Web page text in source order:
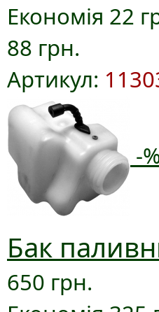
Економія 22
88 грн.
Артикул:
-
Бак
650 грн.